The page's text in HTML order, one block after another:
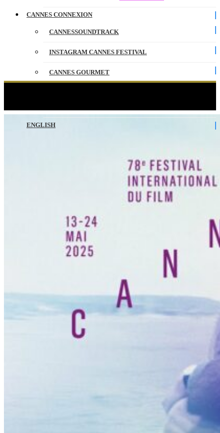
CANNES CONNEXION
CANNESSOUNDTRACK
INSTAGRAM CANNES FESTIVAL
CANNES GOURMET
ENGLISH